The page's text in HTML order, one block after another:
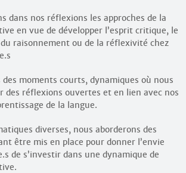
dans nos réflexions les approches de la
en vue de développer l’esprit critique, le
raisonnement ou de la réflexivité chez
des moments courts, dynamiques où nous
des réflexions ouvertes et en lien avec nos
de la langue.
diverses, nous aborderons des
être mis en place pour donner l’envie
de s’investir dans une dynamique de